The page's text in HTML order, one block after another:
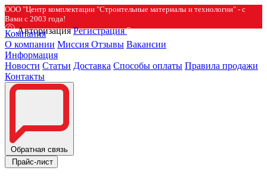
ООО "Центр комплектации "Строительные материалы и технологии" - с
Вами с 2003 года!
Авторизация Регистрация
Компания
О компании Миссия Отзывы Вакансии
Информация
Новости Статьи Доставка Способы оплаты Правила продажи
Контакты
Обратная связь
Прайс-лист